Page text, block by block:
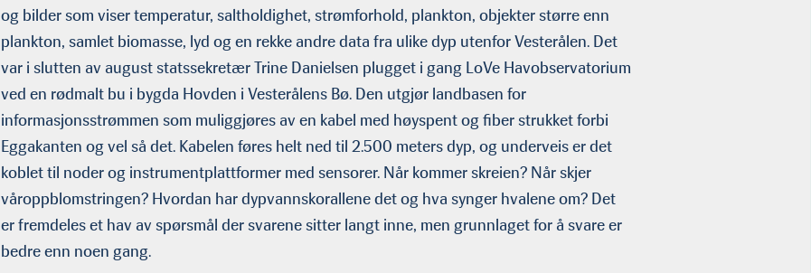
og bilder som viser tempera­tur, saltholdighet, strømforhold, plankton, objekter større enn
plankton, samlet biomasse, lyd og en rekke andre data fra ulike dyp utenfor Vesterålen. Det
var i slutten av august statssekretær Trine Danielsen plugget i gang LoVe Havobservatorium
ved en rødmalt bu i bygda Hovden i Vesterålens Bø. Den utgjør landbasen for
informasjonsstrømmen som muliggjøres av en kabel med høyspent og fiber strukket forbi
Eggakanten og vel så det. Kabelen føres helt ned til 2.500 meters dyp, og underveis er det
koblet til noder og instrumentplattformer med sensorer. Når kommer skreien? Når skjer
våroppblomstringen? Hvordan har dypvannskorallene det og hva synger hvalene om? Det
er fremdeles et hav av spørsmål der svarene sitter langt inne, men grunnlaget for å svare er
bedre enn noen gang.